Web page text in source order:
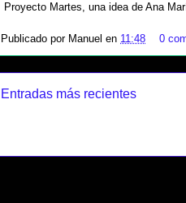
Proyecto Martes, una idea de Ana
Publicado por Manuel en 11:48 0
Entradas más recientes